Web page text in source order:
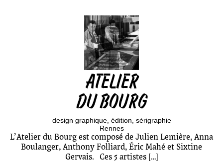
ATELIER
DU BOURG
design graphique édition sérigraphie
Rennes
L’Atelier du Bourg est composé de Julien Lemière, Anna
Boulanger, Anthony Folliard, Éric Mahé et Sixtine
Gervais. Ces 5 artistes […]